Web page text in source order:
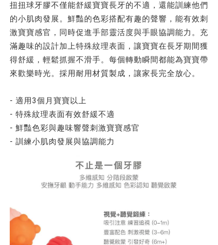
扭扭球牙膠不僅能舒緩寶寶長牙的不適，還能訓練他們
的小肌肉發展。鮮豔的色彩搭配有趣的聲響，能有效刺
激寶寶感官，同時促進手部靈活度與手眼協調能力。充
滿趣味的設計加上特殊紋理表面，讓寶寶在長牙期間獲
得舒緩，輕鬆抓握不滑手。每個轉動瞬間都能為寶寶帶
來歡樂時光。採用耐用材質製成，讓家長完全放心。
- 適用3個月寶寶以上
- 特殊紋理表面有效舒緩不適
- 鮮豔色彩與趣味響聲刺激寶寶感官
- 訓練小肌肉發展與協調能力